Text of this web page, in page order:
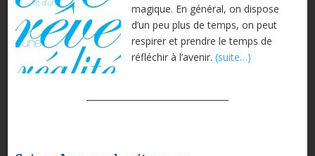
magique. En général, on dispose
d’un peu plus de temps, on peut
respirer et prendre le temps de
réfléchir à l’avenir. (suite…)